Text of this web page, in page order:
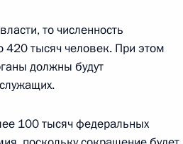
то численность
420 тысяч человек. При этом
должны будут
100 тысяч федеральных